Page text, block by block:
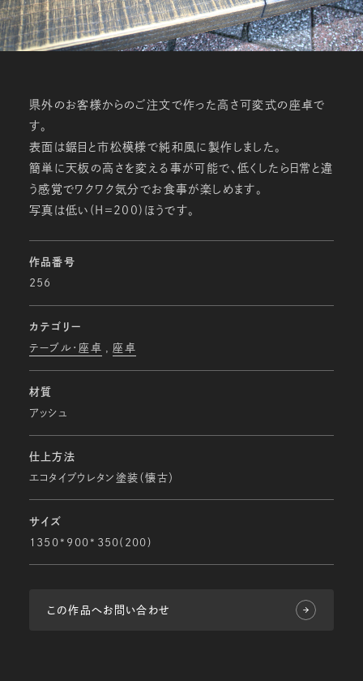
県外のお客様からのご注文で作った高さ可変式の座卓で
す。
表面は鋸目と市松模様で純和風に製作しました。
簡単に天板の高さを変える事が可能で、低くしたら日常と違
う感覚でワクワク気分でお食事が楽しめます。
写真は低い(Ｈ＝200)ほうです。
作品番号
256
カテゴリー
テーブル・座卓 座卓
材質
アッシュ
仕上方法
エコタイプウレタン塗装（懐古）
サイズ
1350*900*350(200)
この作品へお問い合わせ